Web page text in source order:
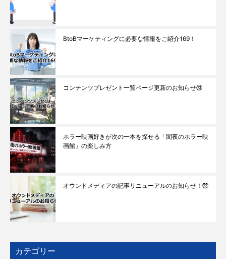
BtoBマーケティングに必要な情報をご紹介169！
コンテンツプレゼント一覧ページ更新のお知らせ㉓
ホラー映画好きが次の一本を探せる「闇夜のホラー映
画館」の楽しみ方
オウンドメディアの記事リニューアルのお知らせ！㉒
カテゴリー